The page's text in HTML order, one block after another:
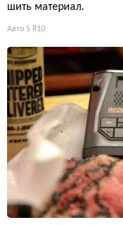
шить материал.
Авто 5 810